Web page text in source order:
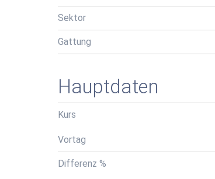
Sektor
Gattung
Hauptdaten
Kurs
Vortag
Differenz %